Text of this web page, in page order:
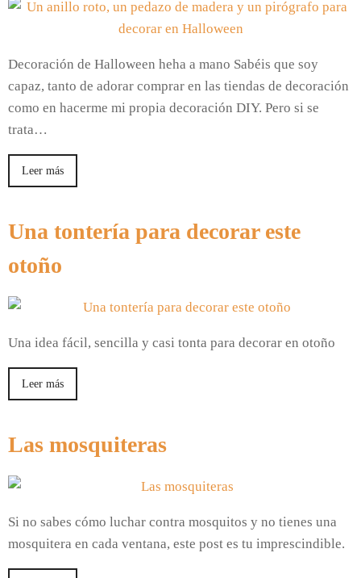
Decoración de Halloween heha a mano Sabéis que soy
capaz, tanto de adorar comprar en las tiendas de decoración
como en hacerme mi propia decoración DIY. Pero si se
trata…
Leer más
Una tontería para decorar este
otoño
Una idea fácil, sencilla y casi tonta para decorar en otoño
Leer más
Las mosquiteras
Si no sabes cómo luchar contra mosquitos y no tienes una
mosquitera en cada ventana, este post es tu imprescindible.​